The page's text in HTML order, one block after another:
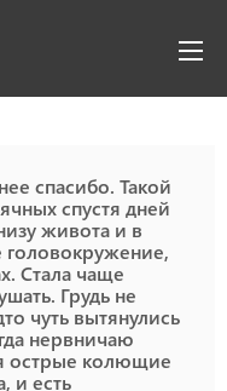
спасибо. Такой
спустя дней
живота и в
головокружение,
Стала чаще
Грудь не
чуть вытянулись
нервничаю
острые колющие
и есть